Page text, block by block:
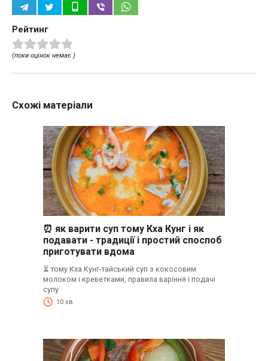
Рейтинг
(поки оцінок немає )
Схожі матеріали
⏰ як варити суп тому Кха Кунг і як
подавати - традиції і простий споспоб
приготувати вдома
⏳ тому Кха Кунг-тайський суп з кокосовим
молоком і креветками, правила варіння і подачі
супу
10 хв.